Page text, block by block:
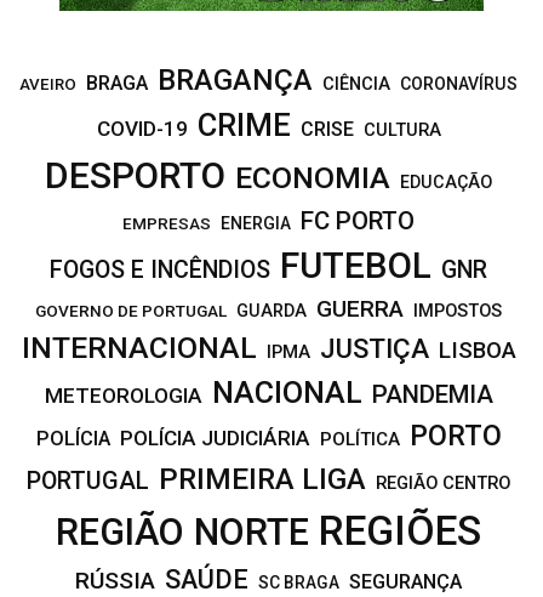
AVEIRO BRAGA BRAGANÇA CIÊNCIA CORONAVÍRUS
COVID-19 CRIME CRISE CULTURA
DESPORTO ECONOMIA EDUCAÇÃO
EMPRESAS ENERGIA FC PORTO
FOGOS E INCÊNDIOS FUTEBOL GNR
GOVERNO DE PORTUGAL GUARDA GUERRA IMPOSTOS
INTERNACIONAL IPMA JUSTIÇA LISBOA
METEOROLOGIA NACIONAL PANDEMIA
POLÍCIA POLÍCIA JUDICIÁRIA POLÍTICA PORTO
PORTUGAL PRIMEIRA LIGA REGIÃO CENTRO
REGIÃO NORTE REGIÕES
RÚSSIA SAÚDE SC BRAGA SEGURANÇA